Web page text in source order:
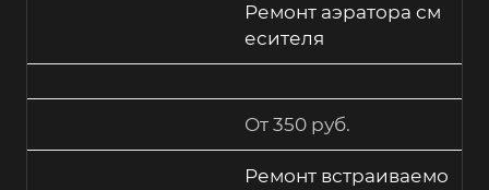
Ремонт аэратора см
есителя
От 350 руб.
Ремонт встраиваемо